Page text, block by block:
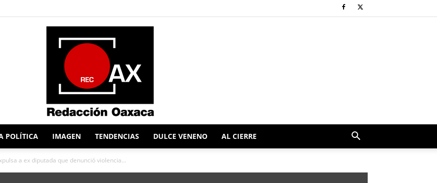
Redacción
POLÍTICA IMAGEN TENDENCIAS DULCE VENENO AL CIERRE
a ex diputada que denunció violencia...